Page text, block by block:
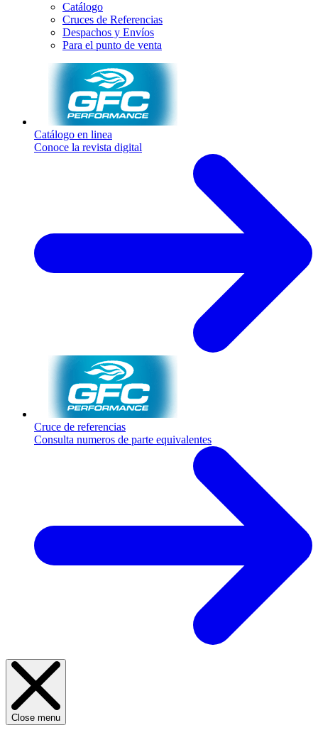
Catálogo
Cruces de Referencias
Despachos y Envíos
Para el punto de venta
Catálogo en linea
Conoce la revista digital
Cruce de referencias
Consulta numeros de parte equivalentes
Close menu